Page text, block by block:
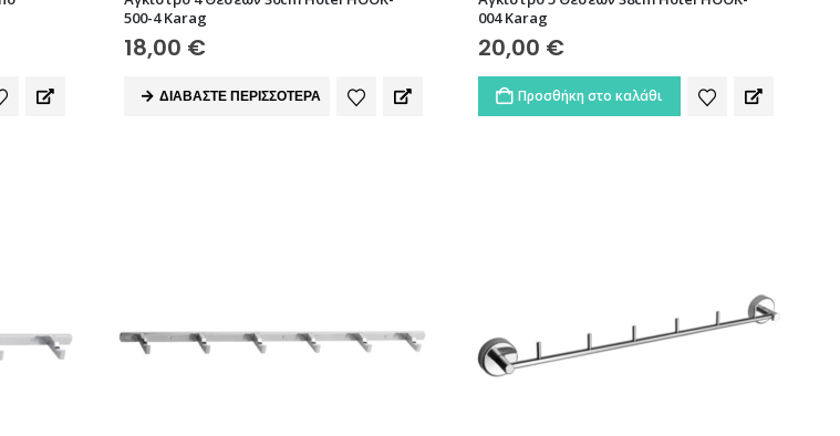
500-4 Karag
18,00 €
ΔΙΑΒΆΣΤΕ ΠΕΡΙΣΣΌΤΕΡΑ
004 Karag
20,00 €
Προσθήκη στο καλάθι